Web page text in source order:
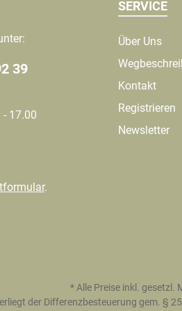
39
17.00
.
SERVICE
Über Uns
Kontakt
Registrieren
Newsletter
* Alle Preise inkl. gesetzl.
der Differenzbesteuerung gem. §